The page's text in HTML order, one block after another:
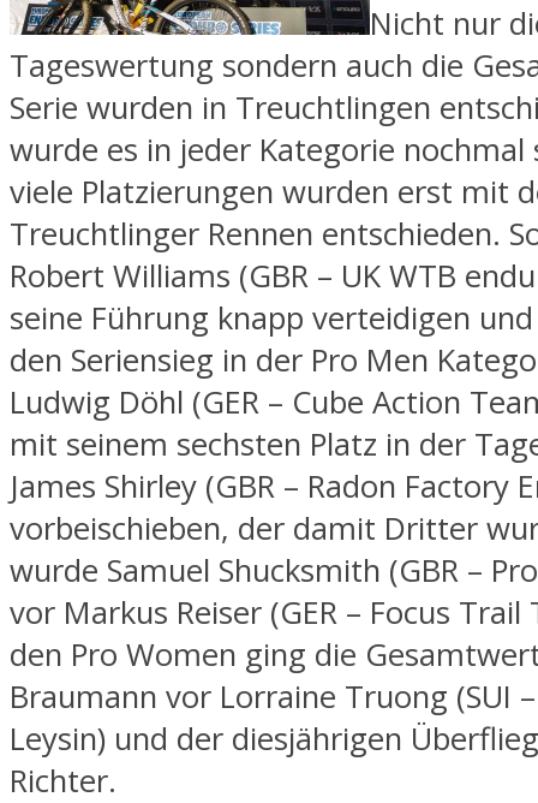
Nicht nur
Tageswertung sondern auch die
Serie wurden in Treuchtlingen
wurde es in jeder Kategorie nochmal
viele Platzierungen wurden erst mit
Treuchtlinger Rennen entschieden.
Robert Williams (GBR – UK WTB
seine Führung knapp verteidigen
den Seriensieg in der Pro Men
Ludwig Döhl (GER – Cube Action
mit seinem sechsten Platz in der
James Shirley (GBR – Radon Factory
vorbeischieben, der damit Dritter
wurde Samuel Shucksmith (GBR –
vor Markus Reiser (GER – Focus Trail
den Pro Women ging die
Braumann vor Lorraine Truong (SUI
Leysin) und der diesjährigen
Richter.